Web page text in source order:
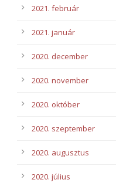
2021. február
2021. január
2020. december
2020. november
2020. október
2020. szeptember
2020. augusztus
2020. július